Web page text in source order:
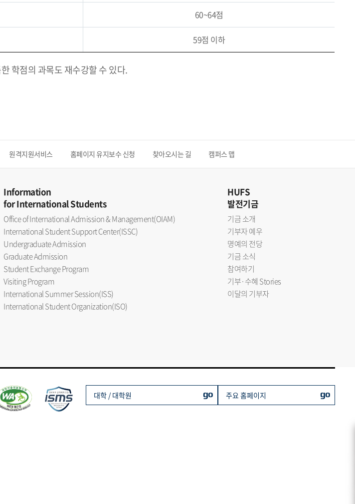
60~64점
59점 이하
학점의 과목도 재수강할 수 있다.
원격지원서비스 홈페이지 유지보수 신청 찾아오시는 길 캠퍼스 맵
Information
for International Students
Office of International Admission & Management(OIAM)
International Student Support Center(ISSC)
Undergraduate Admission
Graduate Admission
Student Exchange Program
Visiting Program
International Summer Session(ISS)
International Student Organization(ISO)
HUFS
발전기금
기금 소개
기부자 예우
명예의 전당
기금 소식
참여하기
기부·수혜 Stories
이달의 기부자
대학 / 대학원 go 주요 홈페이지 go